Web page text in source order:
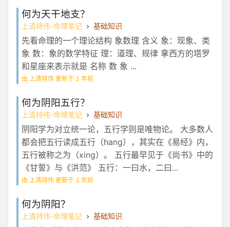
何为天干地支？
上清持伟-命理笔记 基础知识
先看命理的一个理论结构 象数理 含义 象：现象、类
象 数：象的数学特征 理：道理、规律 拿西方的塔罗
和星座来表示就是 名称 数 象 ...
由 上清持伟 更新于 3 年前
何为阴阳五行？
上清持伟-命理笔记 基础知识
阴阳学为对立统一论，五行学则是唯物论。 大多数人
都会把五行读成五行（hang），其实在《易经》内，
五行被称之为（xing）。 五行最早见于《尚书》中的
《甘誓》与《洪范》 五行：一曰水，二曰...
由 上清持伟 更新于 3 年前
何为阴阳？
上清持伟-命理笔记 基础知识